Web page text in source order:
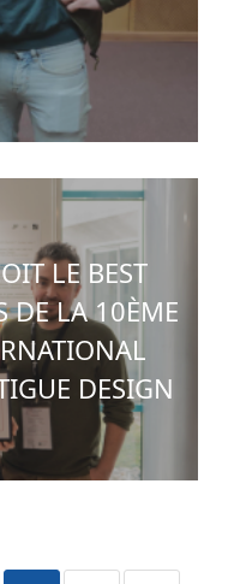
LE BEST
DE LA 10ÈME
DESIGN